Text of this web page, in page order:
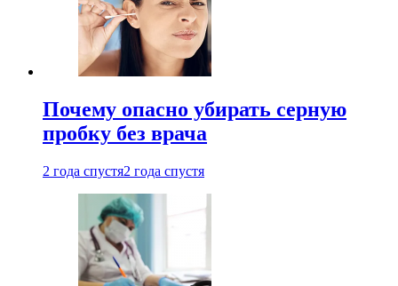
Почему опасно убирать серную
пробку без врача
2 года спустя2 года спустя